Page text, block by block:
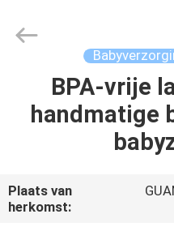
THUIS
PRODUCTEN
VIDEOS
Infant
products
BPA-vrije
handmatige
Plaats van
herkomst: